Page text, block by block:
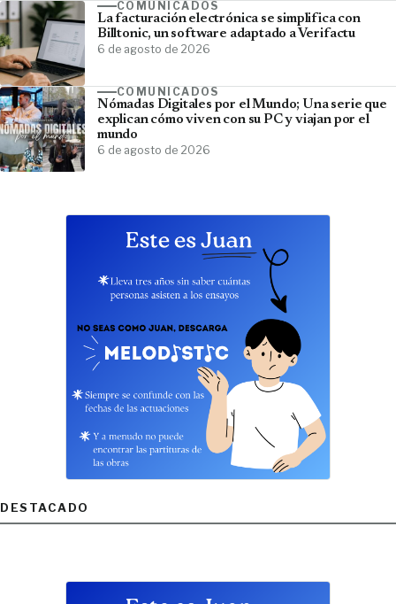
COMUNICADOS
La facturación electrónica se simplifica con
Billtonic, un software adaptado a Verifactu
6 de agosto de 2026
COMUNICADOS
Nómadas Digitales por el Mundo; Una serie que
explican cómo viven con su PC y viajan por el
mundo
6 de agosto de 2026
DESTACADO